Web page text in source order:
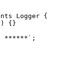
Logger {
{}
******`;